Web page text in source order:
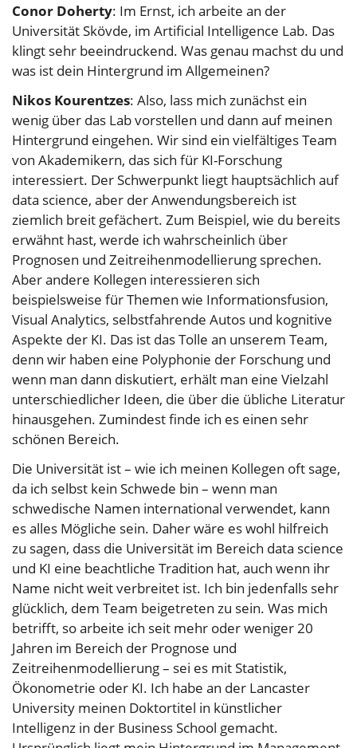
Conor Doherty: Im Ernst, ich arbeite an der
Universität Skövde, im Artificial Intelligence Lab. Das
klingt sehr beeindruckend. Was genau machst du und
was ist dein Hintergrund im Allgemeinen?
Nikos Kourentzes: Also, lass mich zunächst ein
wenig über das Lab vorstellen und dann auf meinen
Hintergrund eingehen. Wir sind ein vielfältiges Team
von Akademikern, das sich für KI-Forschung
interessiert. Der Schwerpunkt liegt hauptsächlich auf
data science, aber der Anwendungsbereich ist
ziemlich breit gefächert. Zum Beispiel, wie du bereits
erwähnt hast, werde ich wahrscheinlich über
Prognosen und Zeitreihenmodellierung sprechen.
Aber andere Kollegen interessieren sich
beispielsweise für Themen wie Informationsfusion,
Visual Analytics, selbstfahrende Autos und kognitive
Aspekte der KI. Das ist das Tolle an unserem Team,
denn wir haben eine Polyphonie der Forschung und
wenn man dann diskutiert, erhält man eine Vielzahl
unterschiedlicher Ideen, die über die übliche Literatur
hinausgehen. Zumindest finde ich es einen sehr
schönen Bereich.
Die Universität ist – wie ich meinen Kollegen oft sage,
da ich selbst kein Schwede bin – wenn man
schwedische Namen international verwendet, kann
es alles Mögliche sein. Daher wäre es wohl hilfreich
zu sagen, dass die Universität im Bereich data science
und KI eine beachtliche Tradition hat, auch wenn ihr
Name nicht weit verbreitet ist. Ich bin jedenfalls sehr
glücklich, dem Team beigetreten zu sein. Was mich
betrifft, so arbeite ich seit mehr oder weniger 20
Jahren im Bereich der Prognose und
Zeitreihenmodellierung – sei es mit Statistik,
Ökonometrie oder KI. Ich habe an der Lancaster
University meinen Doktortitel in künstlicher
Intelligenz in der Business School gemacht.